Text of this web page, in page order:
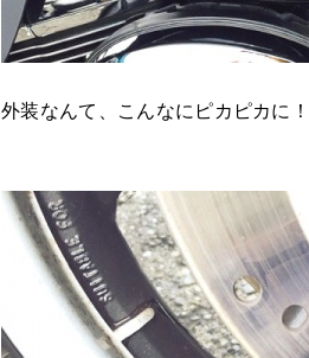
外装なんて、こんなにピカピカに